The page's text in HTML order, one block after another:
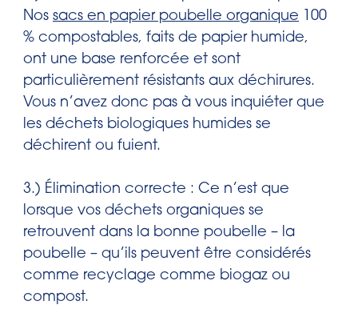
Nos sacs en papier poubelle organique 100
% compostables, faits de papier humide,
ont une base renforcée et sont
particulièrement résistants aux déchirures.
Vous n’avez donc pas à vous inquiéter que
les déchets biologiques humides se
déchirent ou fuient.
3.) Élimination correcte : Ce n’est que
lorsque vos déchets organiques se
retrouvent dans la bonne poubelle – la
poubelle – qu’ils peuvent être considérés
comme recyclage comme biogaz ou
compost.